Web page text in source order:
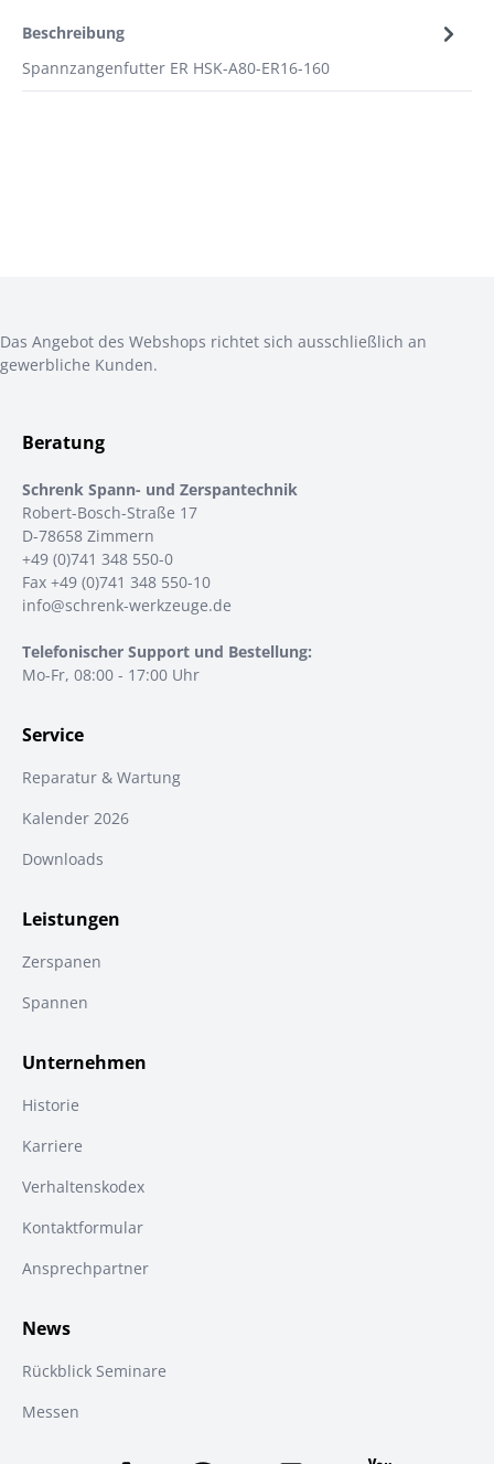
Beschreibung
Spannzangenfutter ER HSK-A80-ER16-160
Das Angebot des Webshops richtet sich ausschließlich an
gewerbliche Kunden.
Beratung
Schrenk Spann- und Zerspantechnik
Robert-Bosch-Straße 17
D-78658 Zimmern
+49 (0)741 348 550-0
Fax +49 (0)741 348 550-10
info@schrenk-werkzeuge.de
Telefonischer Support und Bestellung:
Mo-Fr, 08:00 - 17:00 Uhr
Service
Reparatur & Wartung
Kalender 2026
Downloads
Leistungen
Zerspanen
Spannen
Unternehmen
Historie
Karriere
Verhaltenskodex
Kontaktformular
Ansprechpartner
News
Rückblick Seminare
Messen